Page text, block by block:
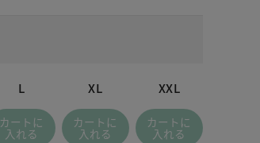
L
カートに
入れる
XL
カートに
入れる
XXL
カートに
入れる